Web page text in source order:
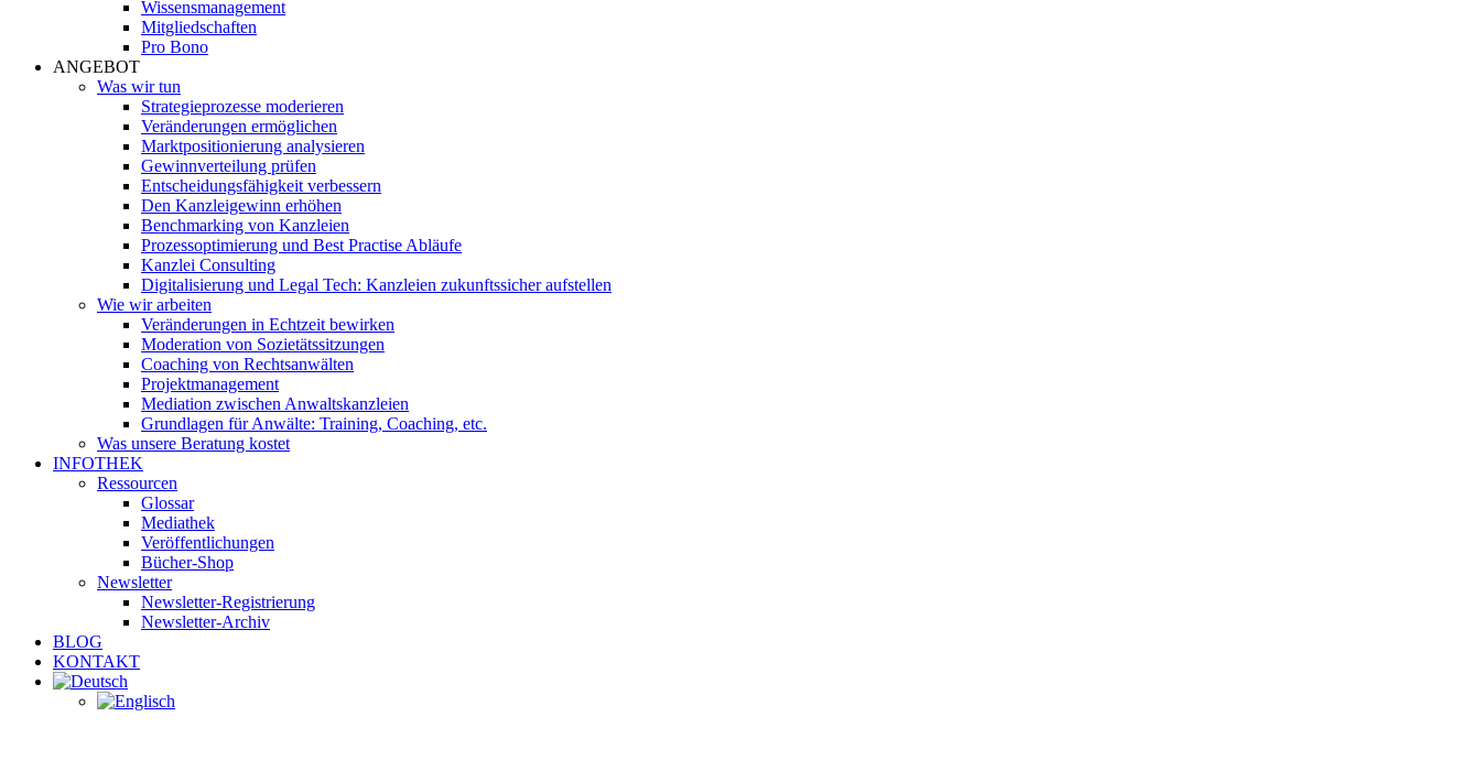
Wissensmanagement
Mitgliedschaften
Pro Bono
ANGEBOT
Was wir tun
Strategieprozesse moderieren
Veränderungen ermöglichen
Marktpositionierung analysieren
Gewinnverteilung prüfen
Entscheidungsfähigkeit verbessern
Den Kanzleigewinn erhöhen
Benchmarking von Kanzleien
Prozessoptimierung und Best Practise Abläufe
Kanzlei Consulting
Digitalisierung und Legal Tech: Kanzleien zukunftssicher aufstellen
Wie wir arbeiten
Veränderungen in Echtzeit bewirken
Moderation von Sozietätssitzungen
Coaching von Rechtsanwälten
Projektmanagement
Mediation zwischen Anwaltskanzleien
Grundlagen für Anwälte: Training, Coaching, etc.
Was unsere Beratung kostet
INFOTHEK
Ressourcen
Glossar
Mediathek
Veröffentlichungen
Bücher-Shop
Newsletter
Newsletter-Registrierung
Newsletter-Archiv
BLOG
KONTAKT